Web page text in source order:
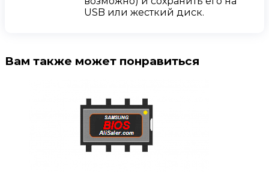
USB или жесткий диск.
Вам также может понравиться